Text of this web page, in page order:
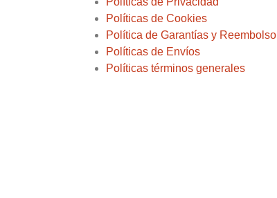
Políticas de Cookies
Política de Garantías y Reembolso
Políticas de Envíos
Políticas términos generales